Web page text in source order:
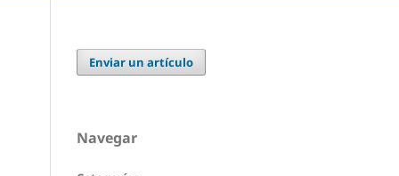
Enviar un artículo
Navegar